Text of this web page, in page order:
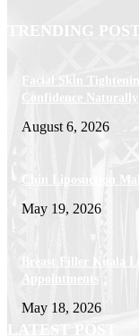
TRENDING
Facial Skin
Confidence Naturally
August 6, 2026
Chin Liposuction
May 19, 2026
Breast Filler Kuala
Appointments
May 18, 2026
LATEST POST